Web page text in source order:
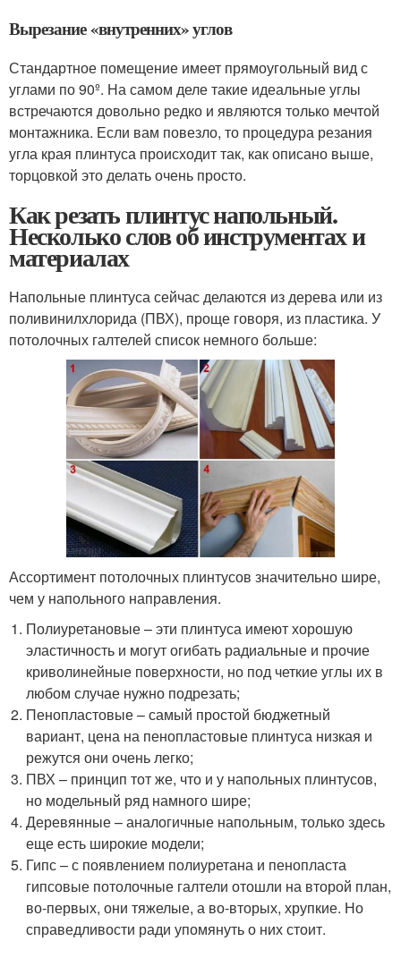
Вырезание «внутренних» углов
Стандартное помещение имеет прямоугольный вид с
углами по 90º. На самом деле такие идеальные углы
встречаются довольно редко и являются только мечтой
монтажника. Если вам повезло, то процедура резания
угла края плинтуса происходит так, как описано выше,
торцовкой это делать очень просто.
Как резать плинтус напольный.
Несколько слов об инструментах и
материалах
Напольные плинтуса сейчас делаются из дерева или из
поливинилхлорида (ПВХ), проще говоря, из пластика. У
потолочных галтелей список немного больше:
Ассортимент потолочных плинтусов значительно шире,
чем у напольного направления.
Полиуретановые – эти плинтуса имеют хорошую
эластичность и могут огибать радиальные и прочие
криволинейные поверхности, но под четкие углы их в
любом случае нужно подрезать;
Пенопластовые – самый простой бюджетный
вариант, цена на пенопластовые плинтуса низкая и
режутся они очень легко;
ПВХ – принцип тот же, что и у напольных плинтусов,
но модельный ряд намного шире;
Деревянные – аналогичные напольным, только здесь
еще есть широкие модели;
Гипс – с появлением полиуретана и пенопласта
гипсовые потолочные галтели отошли на второй план,
во-первых, они тяжелые, а во-вторых, хрупкие. Но
справедливости ради упомянуть о них стоит.